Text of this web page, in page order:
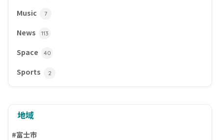
Music 7
News 113
Space 40
Sports 2
地域
#富士市